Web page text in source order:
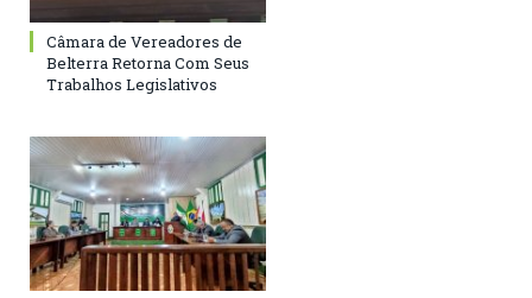
Câmara de Vereadores de
Belterra Retorna Com Seus
Trabalhos Legislativos